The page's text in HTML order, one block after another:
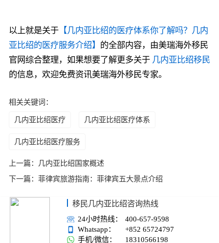
以上就是关于【几内亚比绍的医疗体系你了解吗？几内
亚比绍的医疗服务介绍】
的全部内容，由美瑞海外移民
官网综合整理，如果想要了解更多关于 几内亚比绍移民
的信息，欢迎免费资讯美瑞海外移民专家。
相关关键词：
几内亚比绍医疗 几内亚比绍医疗体系
几内亚比绍医疗服务
上一篇：
几内亚比绍国家概述
下一篇： 菲律宾旅游指南：菲律宾五大景点介绍
移民几内亚比绍咨询热线
24小时热线：
400-657-9598
Whatsapp：
+852 65724797
手机/微信：
18310566198